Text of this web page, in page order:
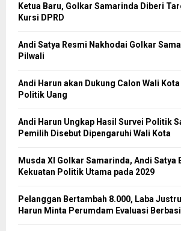
Ketua Baru, Golkar Samarinda Diberi
Kursi DPRD
Andi Satya Resmi Nakhodai Golkar
Pilwali
Andi Harun akan Dukung Calon Wali
Politik Uang
Andi Harun Ungkap Hasil Survei Politik
Pemilih Disebut Dipengaruhi Wali Kota
Musda XI Golkar Samarinda, Andi Satya
Kekuatan Politik Utama pada 2029
Pelanggan Bertambah 8.000, Laba
Harun Minta Perumdam Evaluasi